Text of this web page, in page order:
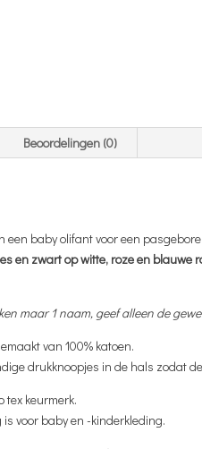
Beoordelingen (0)
een baby olifant voor een
en zwart op witte, roze en blauwe
maar 1 naam, geef alleen de
van 100% katoen.
drukknoopjes in de hals zodat
tex keurmerk.
is voor baby en -kinderkleding.